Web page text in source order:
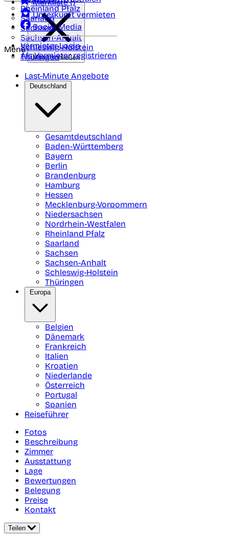
Rheinland Pfalz
Saarland
Sachsen
Sachsen-Anhalt
Schleswig-Holstein
Thüringen
Merkliste ()
Unterkunft vermieten
Social Media
Vermieter-Login
Als Vermieter registrieren
Menü
Menü schließen
Last-Minute Angebote
Deutschland
Gesamtdeutschland
Baden-Württemberg
Bayern
Berlin
Brandenburg
Hamburg
Hessen
Mecklenburg-Vorpommern
Niedersachsen
Nordrhein-Westfalen
Rheinland Pfalz
Saarland
Sachsen
Sachsen-Anhalt
Schleswig-Holstein
Thüringen
Europa
Belgien
Dänemark
Frankreich
Italien
Kroatien
Niederlande
Österreich
Portugal
Spanien
Reiseführer
Fotos
Beschreibung
Zimmer
Ausstattung
Lage
Bewertungen
Belegung
Preise
Kontakt
Teilen